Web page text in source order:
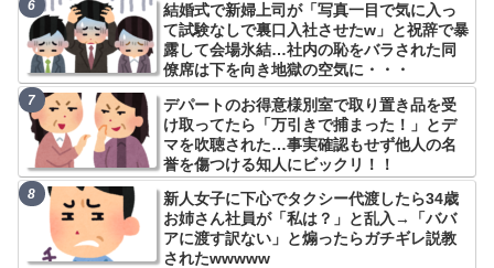
結婚式で新婦上司が「写真一目で気に入っ
て試験なしで裏口入社させたw」と祝辞で暴
露して会場氷結…社内の恥をバラされた同
僚席は下を向き地獄の空気に・・・
デパートのお得意様別室で取り置き品を受
け取ってたら「万引きで捕まった！」とデ
マを吹聴された…事実確認もせず他人の名
誉を傷つける知人にビックリ！！
新人女子に下心でタクシー代渡したら34歳
お姉さん社員が「私は？」と乱入→「ババ
アに渡す訳ない」と煽ったらガチギレ説教
されたwwwww